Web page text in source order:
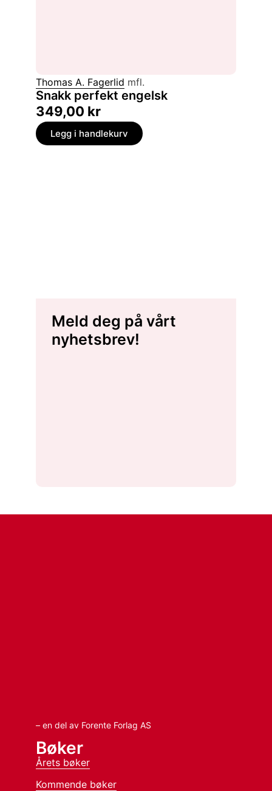
Thomas A. Fagerlid mfl.
Snakk perfekt engelsk
349,00 kr
Legg i handlekurv
Meld deg på vårt
nyhetsbrev!
– en del av Forente Forlag AS
Bøker
Årets bøker
Kommende bøker